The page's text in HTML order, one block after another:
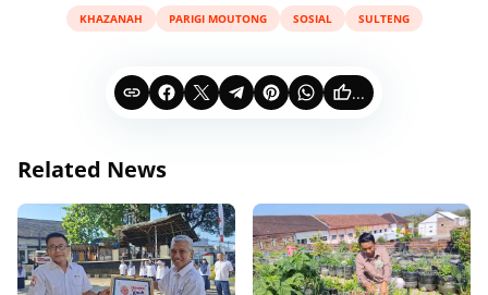
KHAZANAH PARIGI MOUTONG SOSIAL SULTENG
...
Related News